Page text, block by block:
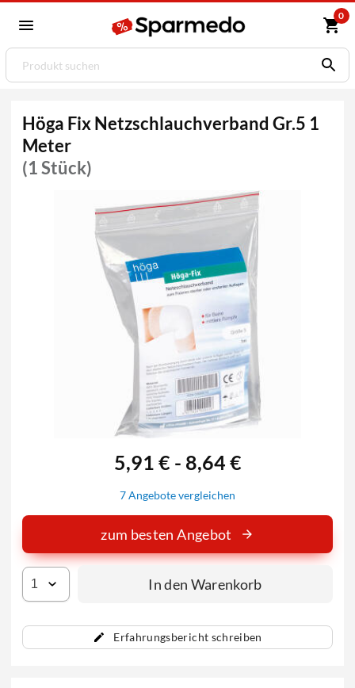
0
Höga Fix Netzschlauchverband Gr.5 1
Meter
(1 Stück)
Erfahrungsbericht schreiben
5,91 € - 8,64 €
7 Angebote vergleichen
zum besten Angebot
In den Warenkorb